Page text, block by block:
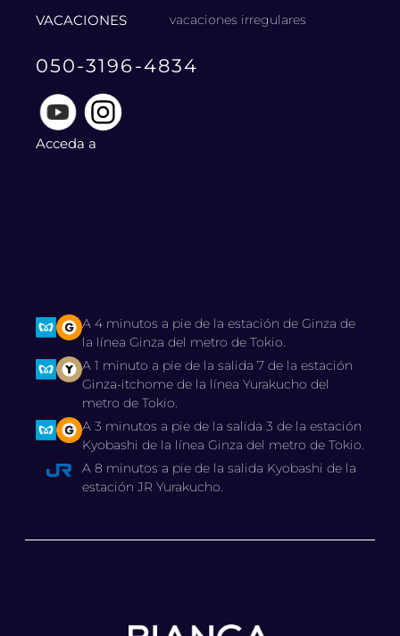
VACACIONES vacaciones irregulares
050-3196-4834
Acceda a
A 4 minutos a pie de la estación de Ginza de
la línea Ginza del metro de Tokio.
A 1 minuto a pie de la salida 7 de la estación
Ginza-itchome de la línea Yurakucho del
metro de Tokio.
A 3 minutos a pie de la salida 3 de la estación
Kyobashi de la línea Ginza del metro de Tokio.
A 8 minutos a pie de la salida Kyobashi de la
estación JR Yurakucho.